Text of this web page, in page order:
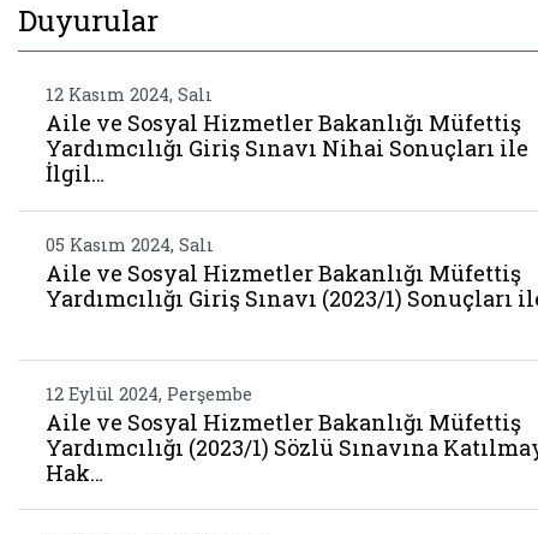
Duyurular
12 Kasım 2024, Salı
Aile ve Sosyal Hizmetler Bakanlığı Müfettiş
Yardımcılığı Giriş Sınavı Nihai Sonuçları ile
İlgil…
05 Kasım 2024, Salı
Aile ve Sosyal Hizmetler Bakanlığı Müfettiş
Yardımcılığı Giriş Sınavı (2023/1) Sonuçları
12 Eylül 2024, Perşembe
Aile ve Sosyal Hizmetler Bakanlığı Müfettiş
Yardımcılığı (2023/1) Sözlü Sınavına
Hak…